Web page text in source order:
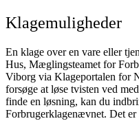
Klagemuligheder
En klage over en vare eller
Hus, Mæglingsteamet for
Viborg via Klageportalen for
forsøge at løse tvisten ved
finde en løsning, kan du
Forbrugerklagenævnet. Det er